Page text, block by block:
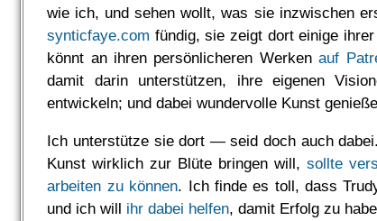
wie ich, und sehen wollt, was sie inzwischen
synticfaye.com fündig, sie zeigt dort einige
könnt an ihren persönlicheren Werkenauf
damit darin unterstützen, ihre eigenen
entwickeln; und dabei wundervolle Kunst
Ich unterstütze sie dort — seid doch auch
Kunst wirklich zur Blüte bringen will, sollte
arbeiten zu können. Ich finde es toll, dass
und ich will ihr dabei helfen, damit Erfolg zu